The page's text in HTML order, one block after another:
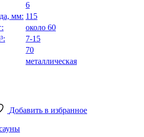
6
мм: 115
около 60
7-15
70
металлическая
Добавить в избранное